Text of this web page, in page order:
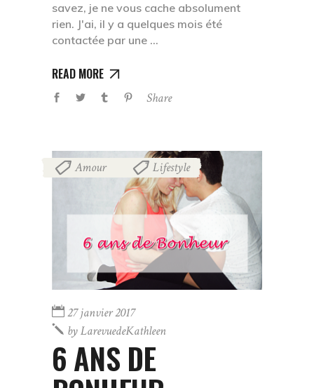
savez, je ne vous cache absolument
rien. J'ai, il y a quelques mois été
contactée par une
READ MORE
Share
Amour Lifestyle
27 janvier 2017
byLarevuedeKathleen
6 ANS DE